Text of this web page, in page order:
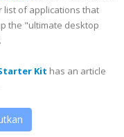
list of applications that
the "ultimate desktop
Kit has an article